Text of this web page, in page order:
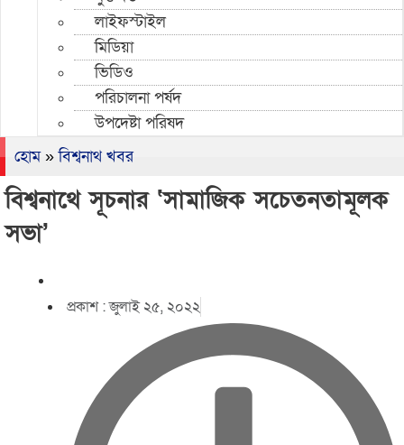
লাইফস্টাইল
মিডিয়া
ভিডিও
পরিচালনা পর্ষদ
উপদেষ্টা পরিষদ
হোম»বিশ্বনাথ খবর
বিশ্বনাথে সূচনার ‘সামাজিক সচেতনতামূলক
সভা’
প্রকাশ :জুলাই ২৫, ২০২২